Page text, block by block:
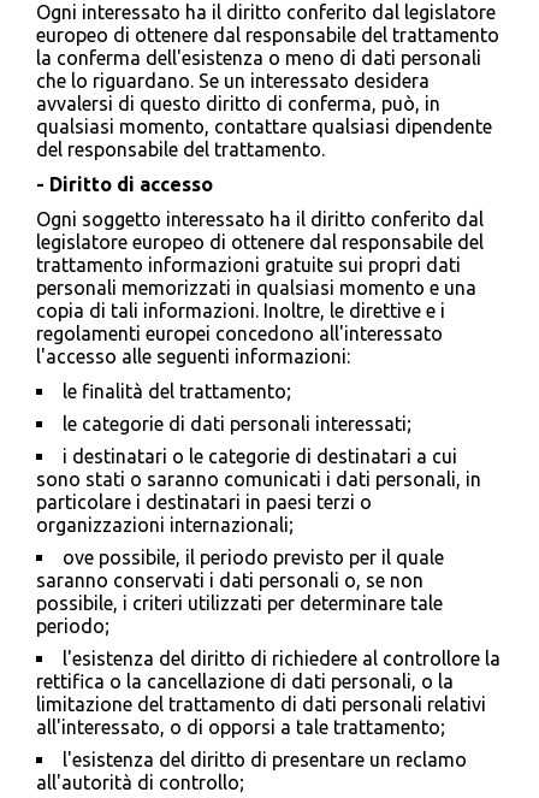
Ogni interessato ha il diritto conferito dal legislatore
europeo di ottenere dal responsabile del trattamento
la conferma dell'esistenza o meno di dati personali
che lo riguardano. Se un interessato desidera
avvalersi di questo diritto di conferma, può, in
qualsiasi momento, contattare qualsiasi dipendente
del responsabile del trattamento.
- Diritto di accesso
Ogni soggetto interessato ha il diritto conferito dal
legislatore europeo di ottenere dal responsabile del
trattamento informazioni gratuite sui propri dati
personali memorizzati in qualsiasi momento e una
copia di tali informazioni. Inoltre, le direttive e i
regolamenti europei concedono all'interessato
l'accesso alle seguenti informazioni:
le finalità del trattamento;
le categorie di dati personali interessati;
i destinatari o le categorie di destinatari a cui
sono stati o saranno comunicati i dati personali, in
particolare i destinatari in paesi terzi o
organizzazioni internazionali;
ove possibile, il periodo previsto per il quale
saranno conservati i dati personali o, se non
possibile, i criteri utilizzati per determinare tale
periodo;
l'esistenza del diritto di richiedere al controllore la
rettifica o la cancellazione di dati personali, o la
limitazione del trattamento di dati personali relativi
all'interessato, o di opporsi a tale trattamento;
l'esistenza del diritto di presentare un reclamo
all'autorità di controllo;